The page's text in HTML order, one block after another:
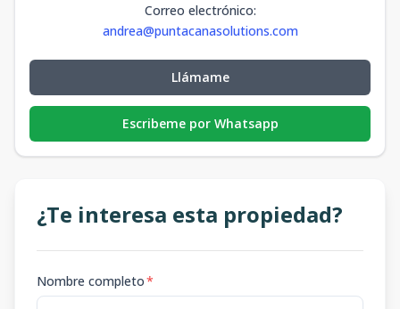
Correo electrónico:
andrea@puntacanasolutions.com
Llámame
Escribeme por Whatsapp
¿Te interesa esta propiedad?
Nombre completo*